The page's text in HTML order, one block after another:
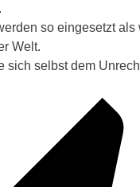
so eingesetzt als
Welt.
sich selbst dem